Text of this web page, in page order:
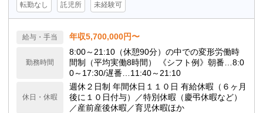
転勤なし 託児所 未経験可
給与・手当 年収5,700,000円〜
勤務時間
8:00～21:10（休憩90分）の中での変形労働時
間制（平均実働8時間） 《シフト例》朝番…8:0
0～17:30/遅番…11:40～21:10
休日・休暇
週休２日制 年間休日１１０日 有給休暇（６ヶ月
後に１０日付与）／特別休暇（慶弔休暇など）
／産前産後休暇／育児休暇ほか